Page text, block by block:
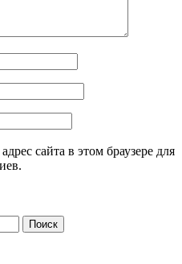
сайта в этом браузере для